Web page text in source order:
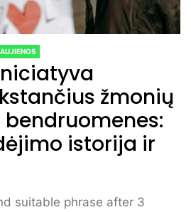
žmonių
istorija ir
suitable phrase after 3